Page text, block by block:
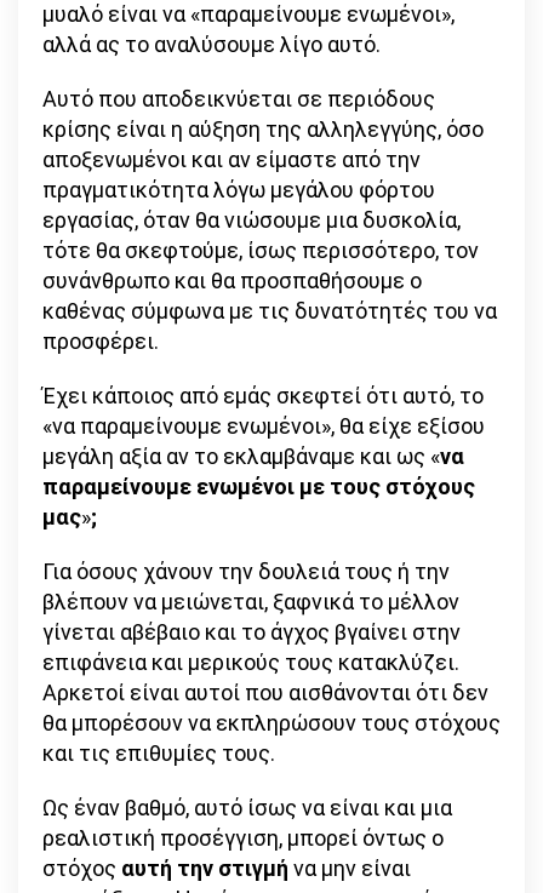
μυαλό είναι να «παραμείνουμε ενωμένοι»,
αλλά ας το αναλύσουμε λίγο αυτό.
Αυτό που αποδεικνύεται σε περιόδους
κρίσης είναι η αύξηση της αλληλεγγύης, όσο
αποξενωμένοι και αν είμαστε από την
πραγματικότητα λόγω μεγάλου φόρτου
εργασίας, όταν θα νιώσουμε μια δυσκολία,
τότε θα σκεφτούμε, ίσως περισσότερο, τον
συνάνθρωπο και θα προσπαθήσουμε ο
καθένας σύμφωνα με τις δυνατότητές του να
προσφέρει.
Έχει κάποιος από εμάς σκεφτεί ότι αυτό, το
«να παραμείνουμε ενωμένοι», θα είχε εξίσου
μεγάλη αξία αν το εκλαμβάναμε και ως «να
παραμείνουμε ενωμένοι με τους στόχους
μας»;
Για όσους χάνουν την δουλειά τους ή την
βλέπουν να μειώνεται, ξαφνικά το μέλλον
γίνεται αβέβαιο και το άγχος βγαίνει στην
επιφάνεια και μερικούς τους κατακλύζει.
Αρκετοί είναι αυτοί που αισθάνονται ότι δεν
θα μπορέσουν να εκπληρώσουν τους στόχους
και τις επιθυμίες τους.
Ως έναν βαθμό, αυτό ίσως να είναι και μια
ρεαλιστική προσέγγιση, μπορεί όντως ο
στόχος αυτή την στιγμή να μην είναι